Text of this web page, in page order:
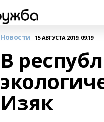
Новости 15 АВГУСТА 2019, 09:19
В
Изяк